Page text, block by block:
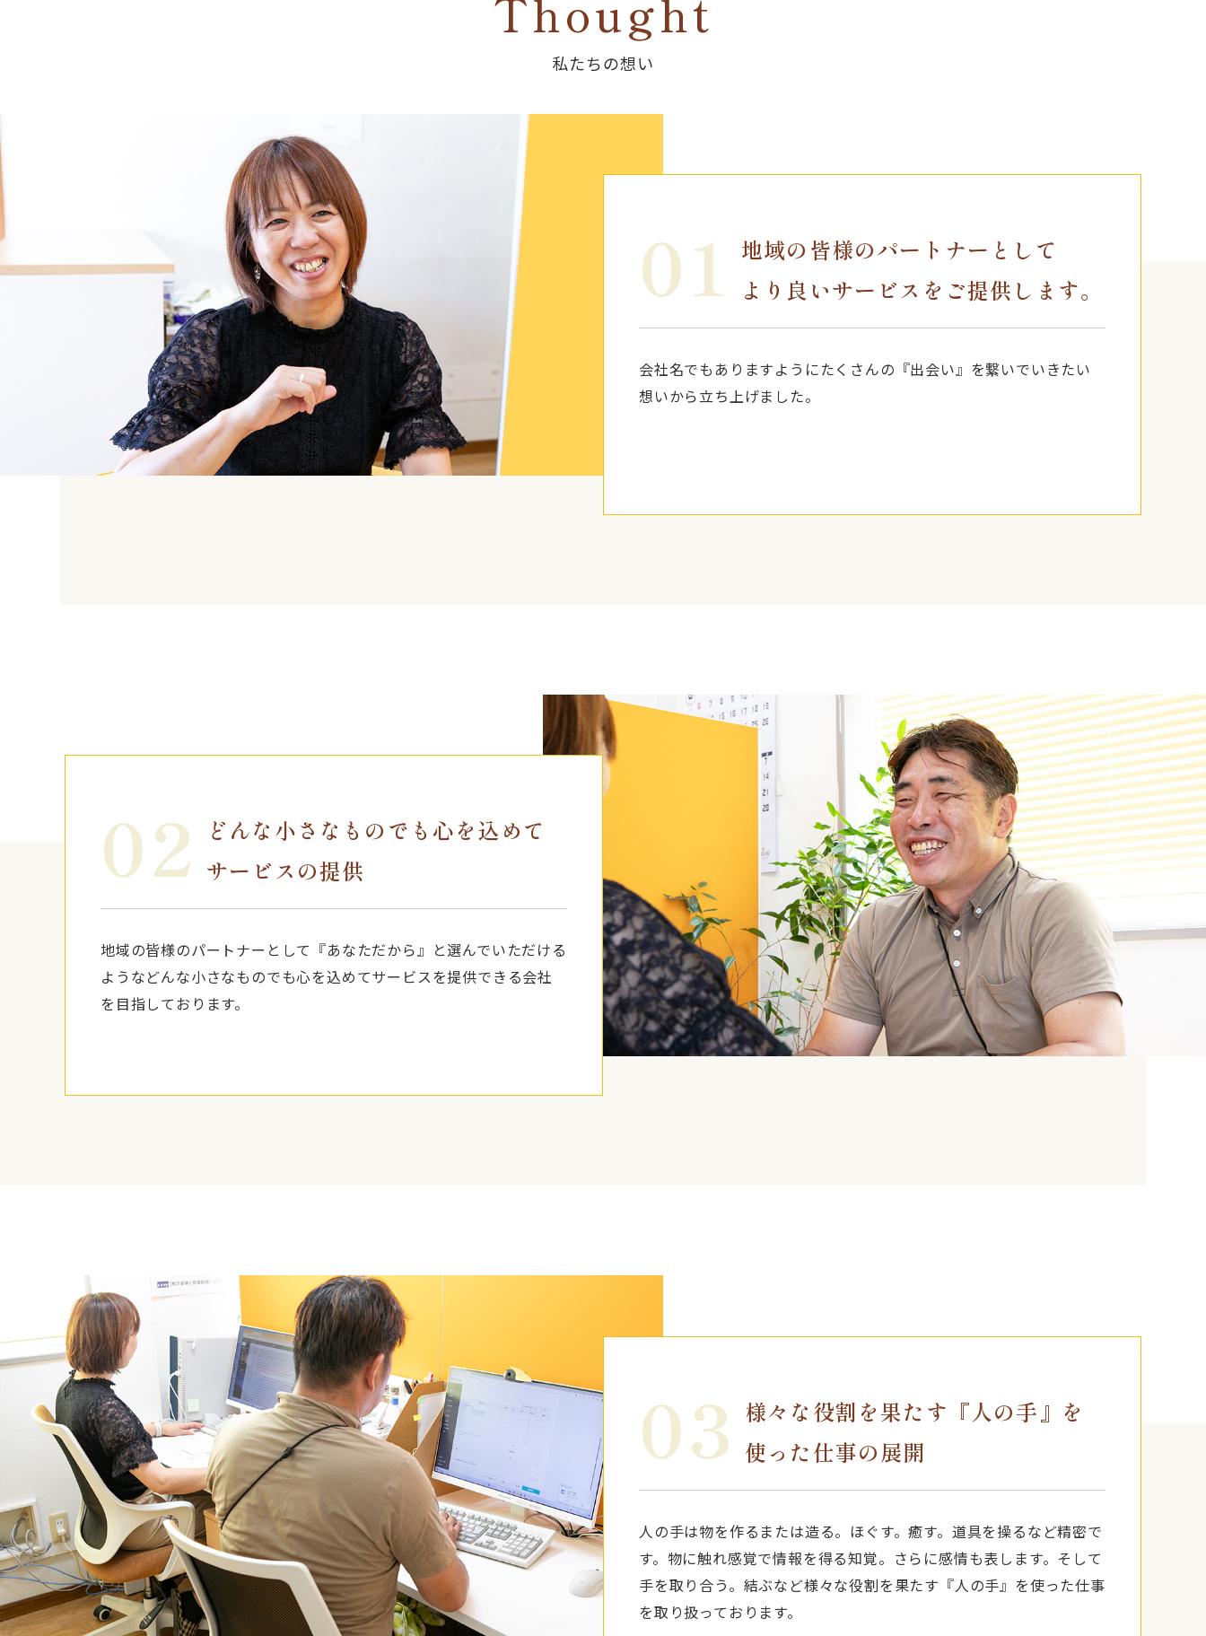
私たちの想い
01 地域の皆様のパートナーとして
より良いサービスをご提供します。
会社名でもありますようにたくさんの『出会い』を繋いでいきたい
想いから立ち上げました。
02
どんな小さなものでも心を込めて
サービスの提供
地域の皆様のパートナーとして『あなただから』と選んでいただける
ようなどんな小さなものでも心を込めてサービスを提供できる会社
を目指しております。
03 様々な役割を果たす『人の手』を
使った仕事の展開
人の手は物を作るまたは造る。ほぐす。癒す。道具を操るなど精密で
す。物に触れ感覚で情報を得る知覚。さらに感情も表します。そして
手を取り合う。結ぶなど様々な役割を果たす『人の手』を使った仕事
を取り扱っております。